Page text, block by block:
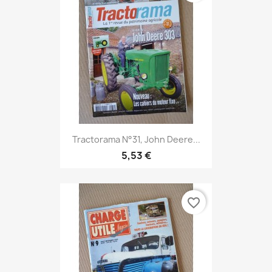
Tractorama N°31, John Deere...
5,53 €
favorite_border